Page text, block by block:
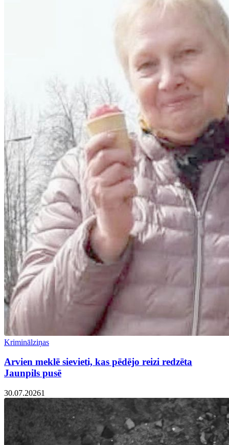
Kriminālziņas
Arvien meklē sievieti, kas pēdējo reizi redzēta
Jaunpils pusē
30.07.20261